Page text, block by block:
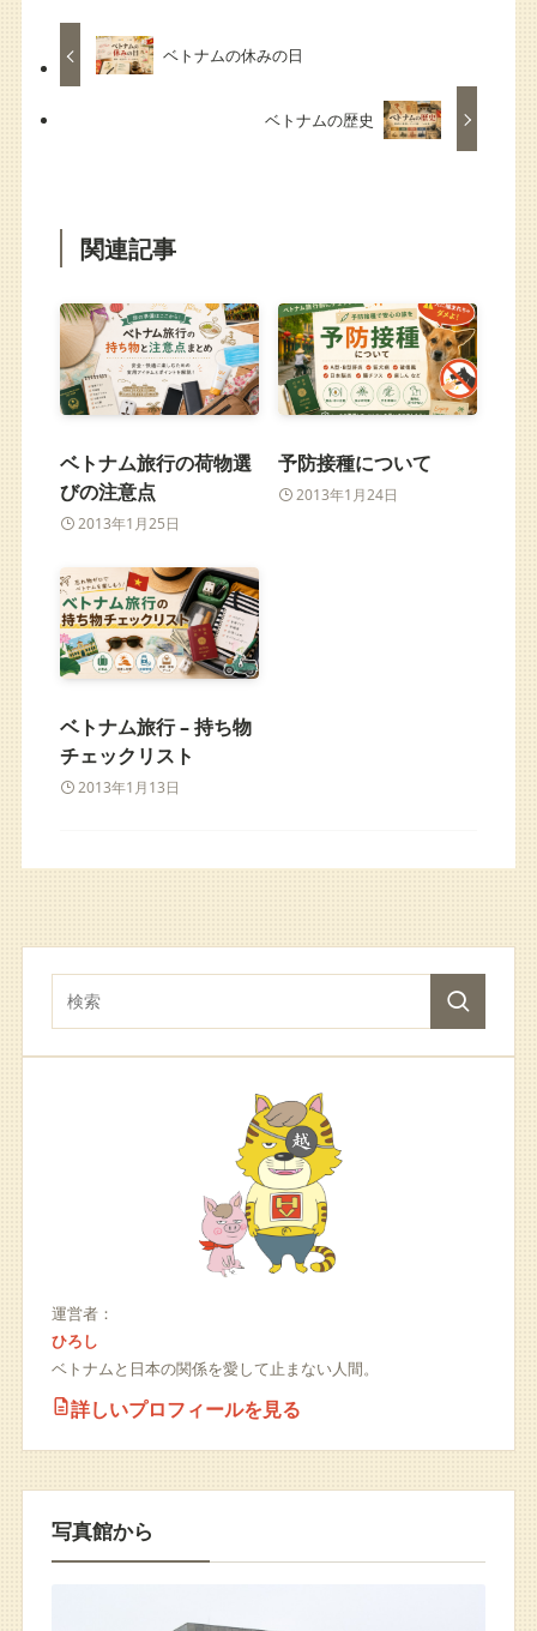
ベトナムの休みの日
ベトナムの歴史
関連記事
ベトナム旅行の荷物選
びの注意点
2013年1月25日
予防接種について
2013年1月24日
ベトナム旅行 – 持ち物
チェックリスト
2013年1月13日
運営者：
ひろし
ベトナムと日本の関係を愛して止まない人間。
詳しいプロフィールを見る
写真館から